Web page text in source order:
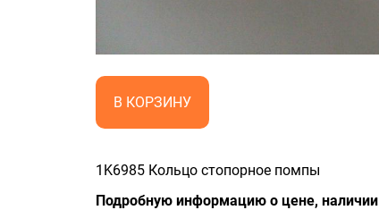
В КОРЗИНУ
1K6985 Кольцо стопорное помпы
Подробную информацию о цене,